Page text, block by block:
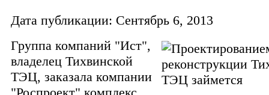
Дата публикации: Сентябрь 6, 2013
Группа компаний "Ист",
владелец Тихвинской
ТЭЦ, заказала компании